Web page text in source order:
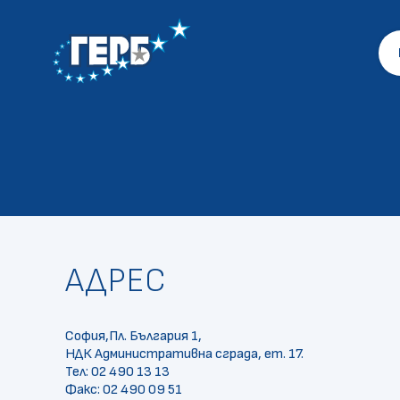
АДРЕС
София,Пл. България 1,
НДК Административна сграда, ет. 17.
Тел: 02 490 13 13
Факс: 02 490 09 51